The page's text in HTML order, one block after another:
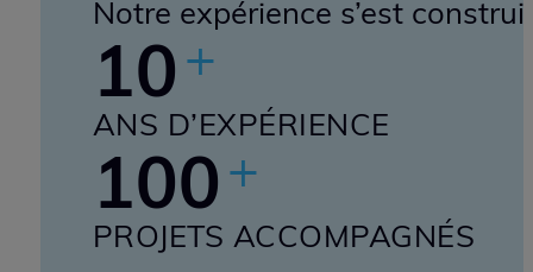
terrain, passionnée par les
systèmes mécatroniques et les
innovations technologiques,
met ses compétences
techniques et son expérience
au service des industriels.